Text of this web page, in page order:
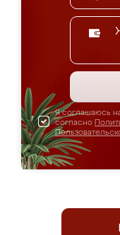
Я соглашаюсь
согласно